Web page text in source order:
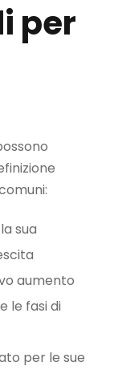
per
sua
aumento
le fasi di
per le sue